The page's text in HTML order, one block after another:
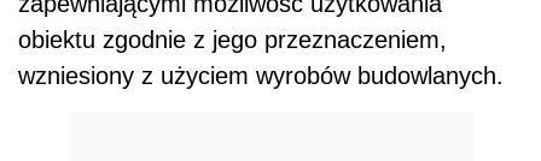
obiektu zgodnie z jego przeznaczeniem,
wzniesiony z użyciem wyrobów budowlanych.